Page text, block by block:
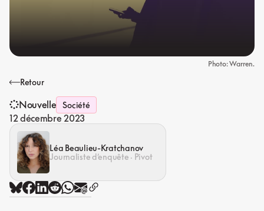
Photo: Warren.
Retour
Nouvelle Société
12 décembre 2023
Léa Beaulieu-Kratchanov
Journaliste d’enquête · Pivot